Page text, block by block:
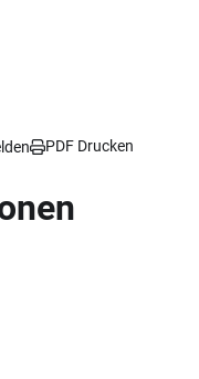
PDF Drucken